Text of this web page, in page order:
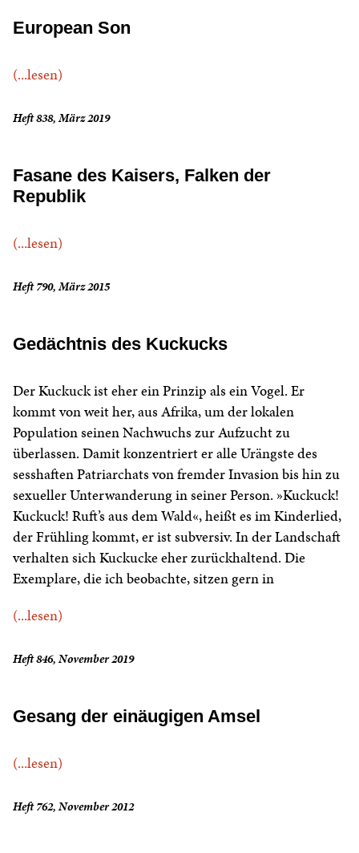
European Son
(...lesen)
Heft 838, März 2019
Fasane des Kaisers, Falken der
Republik
(...lesen)
Heft 790, März 2015
Gedächtnis des Kuckucks
Der Kuckuck ist eher ein Prinzip als ein Vogel. Er
kommt von weit her, aus Afrika, um der lokalen
Population seinen Nachwuchs zur Aufzucht zu
überlassen. Damit konzentriert er alle Urängste des
sesshaften Patriarchats von fremder Invasion bis hin zu
sexueller Unterwanderung in seiner Person. »Kuckuck!
Kuckuck! Ruft’s aus dem Wald«, heißt es im Kinderlied,
der Frühling kommt, er ist subversiv. In der Landschaft
verhalten sich Kuckucke eher zurückhaltend. Die
Exemplare, die ich beobachte, sitzen gern in
(...lesen)
Heft 846, November 2019
Gesang der einäugigen Amsel
(...lesen)
Heft 762, November 2012